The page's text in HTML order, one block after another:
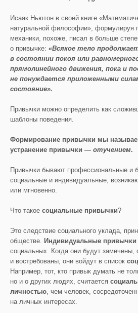
Исаак Ньютон в своей книге
натуральной философии», формулируя
механики, похоже, писал в больше
о привычке: «Всякое тело
в состоянии покоя или
прямолинейного движения, пока и
не понуждается приложенными
состояние».
Привычки можно определить как
шаблоны поведения.
Формирование привычки мы
устранение привычки — отучением.
Привычки бывают профессиональные и
социальные и индивидуальные​,
или мгновенно.
Что такое социальные привычки?
Это следствие социального уклада,
обществе. Индивидуальные привычки
социальных. Когда они будут замечены,
и востребованы, они войдут в список
Например, тот, кто привык думать не
но и о других людях, считается
личностью, чем человек,
на личных интересах.